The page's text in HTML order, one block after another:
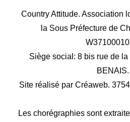
Country Attitude. Association
la Sous Préfecture de
Siège social: 8 bis rue de
BENAIS.
Site réalisé par Créaweb.
Les chorégraphies sont